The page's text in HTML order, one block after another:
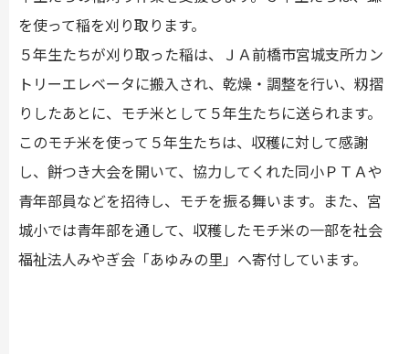
を使って稲を刈り取ります。
５年生たちが刈り取った稲は、ＪＡ前橋市宮城支所カン
トリーエレベータに搬入され、乾燥・調整を行い、籾摺
りしたあとに、モチ米として５年生たちに送られます。
このモチ米を使って５年生たちは、収穫に対して感謝
し、餅つき大会を開いて、協力してくれた同小ＰＴＡや
青年部員などを招待し、モチを振る舞います。また、宮
城小では青年部を通して、収穫したモチ米の一部を社会
福祉法人みやぎ会「あゆみの里」へ寄付しています。